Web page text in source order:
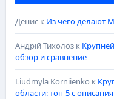
Дениск Из чего делают
Андрій Тихолозк
обзор и сравнение
Liudmyla Korniienko к
области: топ-5 с